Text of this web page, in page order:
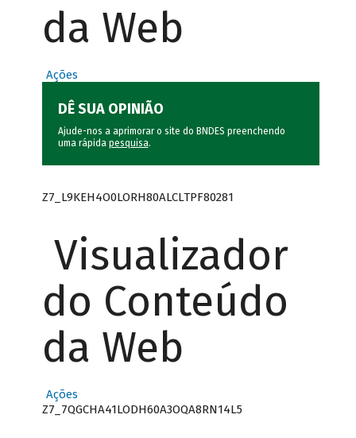
da Web
Ações
DÊ SUA OPINIÃO
Ajude-nos a aprimorar o site do BNDES preenchendo
uma rápida pesquisa.
Z7_L9KEH4O0LORH80ALCLTPF80281
Visualizador
do Conteúdo
da Web
Ações
Z7_7QGCHA41LODH60A3OQA8RN14L5